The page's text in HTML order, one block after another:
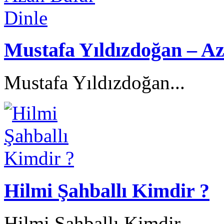
Mustafa Yıldızdoğan –
Mustafa Yıldızdoğan...
Hilmi Şahballı Kimdir ?